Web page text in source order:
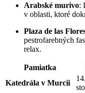
Arabské murivo:
v oblasti, ktoré
Plaza de las
pestrofarebných
relax.
Pamiatka
Katedrála v Murcii